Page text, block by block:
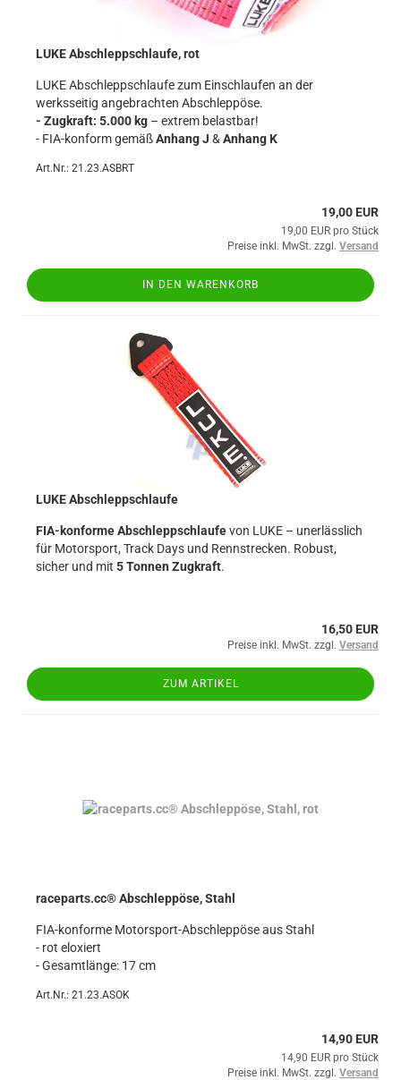
LUKE Abschleppschlaufe, rot
LUKE Abschleppschlaufe zum Einschlaufen an der
werksseitig angebrachten Abschleppöse.
- Zugkraft: 5.000 kg – extrem belastbar!
- FIA-konform gemäßAnhang J & Anhang K
Art.Nr.: 21.23.ASBRT
19,00 EUR
19,00 EUR pro Stück
Preise inkl. MwSt. zzgl. Versand
IN DEN WARENKORB
LUKE Abschleppschlaufe
FIA-konforme Abschleppschlaufevon LUKE – unerlässlich
für Motorsport, Track Days und Rennstrecken. Robust,
sicher und mit 5 Tonnen Zugkraft.
16,50 EUR
Preise inkl. MwSt. zzgl. Versand
ZUM ARTIKEL
raceparts.cc® Abschleppöse, Stahl
FIA-konforme Motorsport-Abschleppöse aus Stahl
- rot eloxiert
- Gesamtlänge: 17 cm
Art.Nr.: 21.23.ASOK
14,90 EUR
14,90 EUR pro Stück
Preise inkl. MwSt. zzgl. Versand